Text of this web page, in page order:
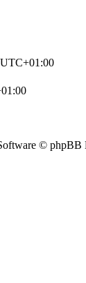
UTC+01:00
© phpBB